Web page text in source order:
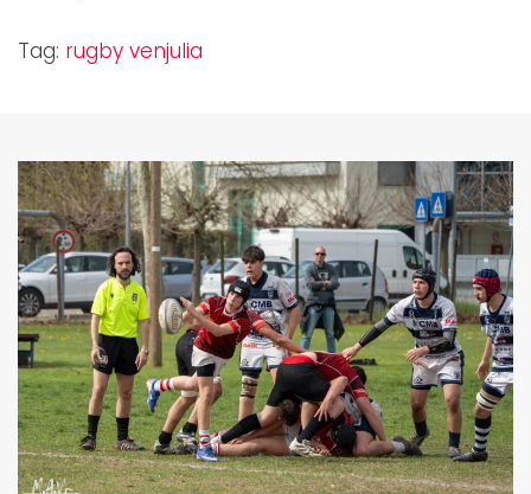
Tag: rugby venjulia